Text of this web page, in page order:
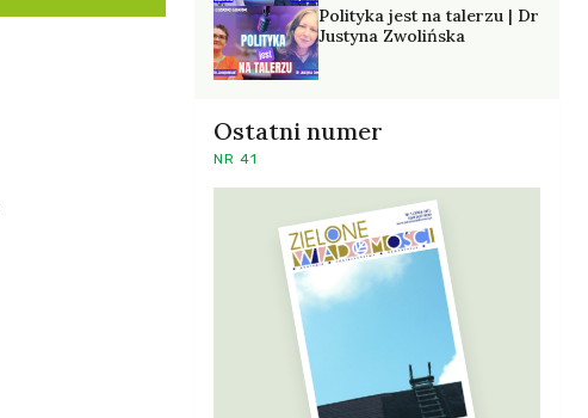
Polityka jest na talerzu | Dr
Justyna Zwolińska
Ostatni numer
NR 41